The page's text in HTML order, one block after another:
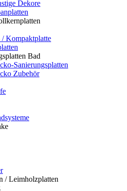
Dekore
Kompaktplatte
Bad
Sanierungsplatten
Zubehör
/ Leimholzplatten